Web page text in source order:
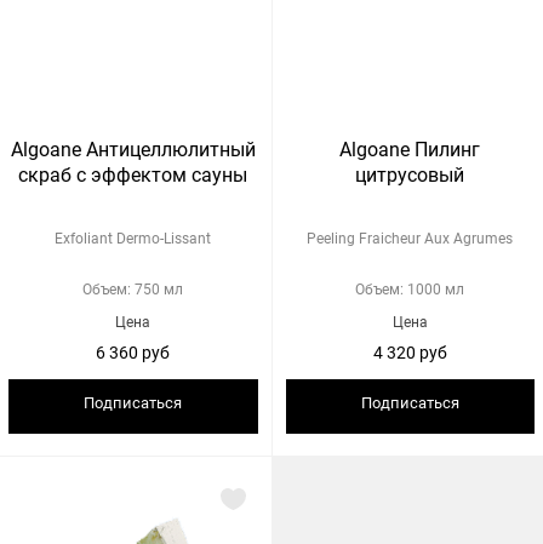
Algoane Антицеллюлитный
скраб с эффектом сауны
Exfoliant Dermo-Lissant
Объем: 750 мл
Цена
6 360 руб
Подписаться
Algoane Пилинг
цитрусовый
Peeling Fraicheur Aux Agrumes
Объем: 1000 мл
Цена
4 320 руб
Подписаться